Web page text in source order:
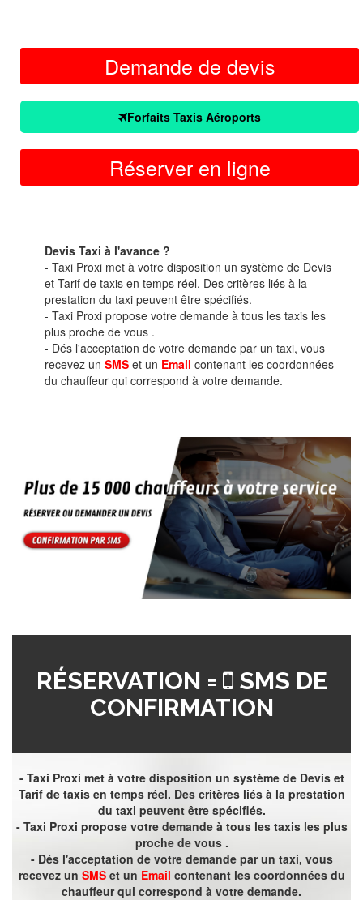
Demande de devis
Forfaits Taxis Aéroports
Réserver en ligne
Devis Taxi à l'avance ?
- Taxi Proxi met à votre disposition un système de Devis
et Tarif de taxis en temps réel. Des critères liés à la
prestation du taxi peuvent être spécifiés.
- Taxi Proxi propose votre demande à tous les taxis les
plus proche de vous .
- Dés l'acceptation de votre demande par un taxi, vous
recevez un SMS et un Email contenant les coordonnées
du chauffeur qui correspond à votre demande.
RÉSERVATION =
SMS DE
CONFIRMATION
- Taxi Proxi met à votre disposition un système de Devis et
Tarif de taxis en temps réel. Des critères liés à la prestation
du taxi peuvent être spécifiés.
- Taxi Proxi propose votre demande à tous les taxis les plus
proche de vous .
- Dés l'acceptation de votre demande par un taxi, vous
recevez un SMSet un Email contenant les coordonnées du
chauffeur qui correspond à votre demande.